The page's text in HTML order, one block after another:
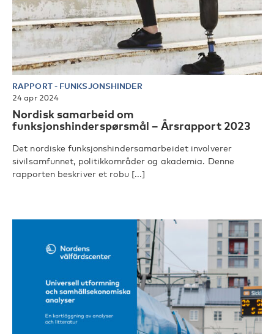
RAPPORT- FUNKSJONSHINDER
24 apr 2024
Nordisk samarbeid om
funksjonshinderspørsmål – Årsrapport 2023
Det nordiske funksjonshindersamarbeidet involverer
sivilsamfunnet, politikkområder og akademia. Denne
rapporten beskriver et robu [...]